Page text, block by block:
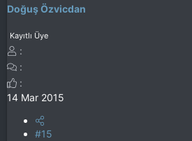
Doğuş Özvicdan
Kayıtlı Üye
14 Mar 2015
#15